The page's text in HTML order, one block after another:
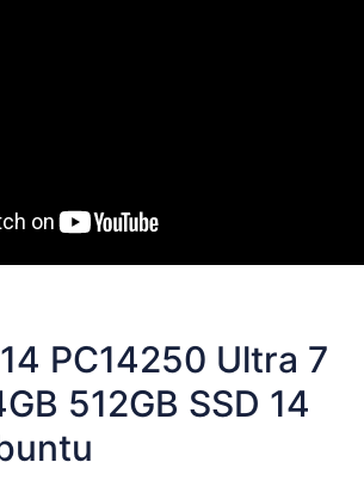
PC14250 Ultra 7
512GB SSD 14